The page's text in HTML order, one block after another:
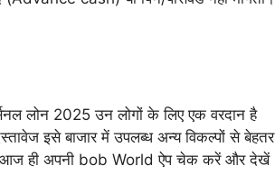
लोन 2025 उन लोगों के लिए एक वरदान है
इसे बाजार में उपलब्ध अन्य विकल्पों से बेहतर
आज ही अपनी bob World ऐप चेक करें और देखें